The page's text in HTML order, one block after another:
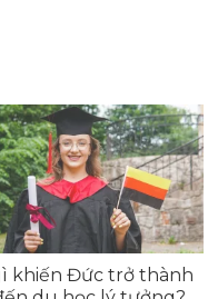
khiến Đức trở thành